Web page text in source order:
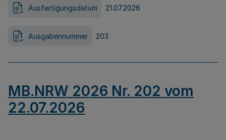
Ausfertigungsdatum 21.07.2026
Ausgabennummer 203
MB.NRW 2026 Nr. 202 vom
22.07.2026